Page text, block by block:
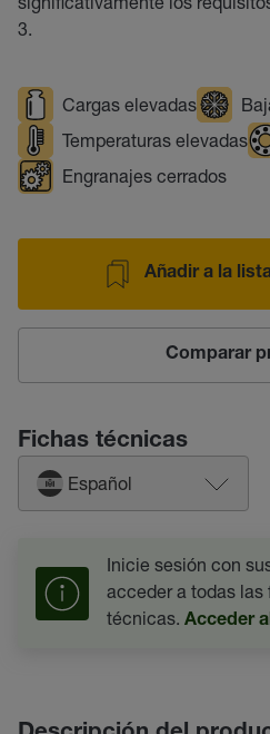
3.
Cargas elevadas
Temperaturas elevadas
Engranajes cerrados
Añadir a la
Comparar
Fichas técnicas
Español
Inicie sesión con
acceder a todas las
técnicas. Acceder